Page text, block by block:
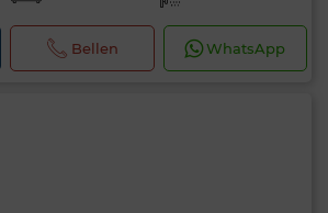
Bellen WhatsApp